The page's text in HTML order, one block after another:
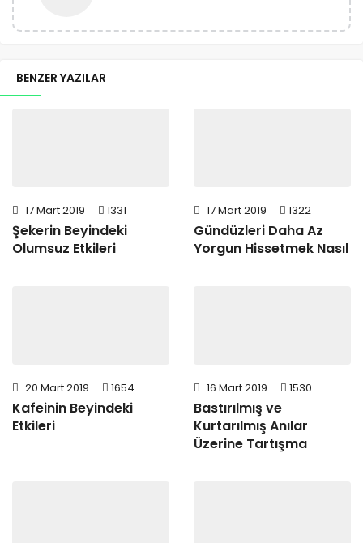
BENZER YAZILAR
17 Mart 2019 1331
Şekerin Beyindeki
Olumsuz Etkileri
17 Mart 2019 1322
Gündüzleri Daha Az
Yorgun Hissetmek Nasıl
20 Mart 2019 1654
Kafeinin Beyindeki
Etkileri
16 Mart 2019 1530
Bastırılmış ve
Kurtarılmış Anılar
Üzerine Tartışma